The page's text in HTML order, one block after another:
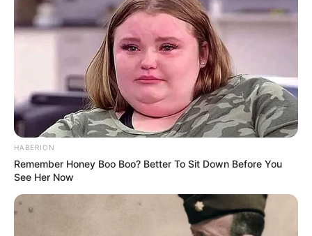
HABERION
Remember Honey Boo Boo? Better To Sit Down Before You
See Her Now